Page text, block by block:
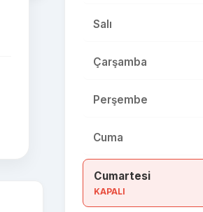
Salı
Çarşamba
Perşembe
Cuma
Cumartesi
KAPALI